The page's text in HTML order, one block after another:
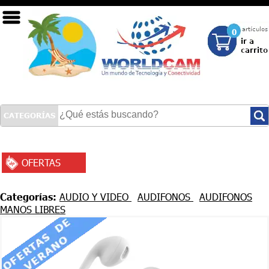
0
CATEGORÍAS
INICIO
REDES
TECNOLOGÍA LED
COMPUTACIÓN
OFERTAS
Categorías: AUDIO Y VIDEO AUDIFONOS
AUDIFONOS
MANOS LIBRES